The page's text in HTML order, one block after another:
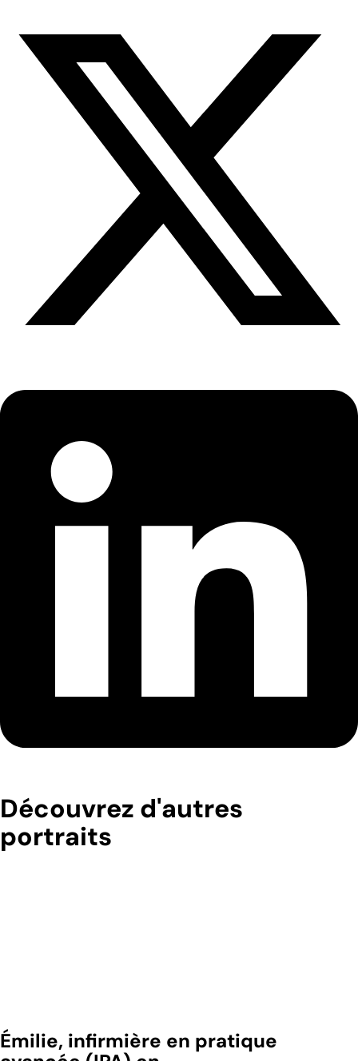
Découvrez d'autres
portraits
Émilie, infirmière en pratique